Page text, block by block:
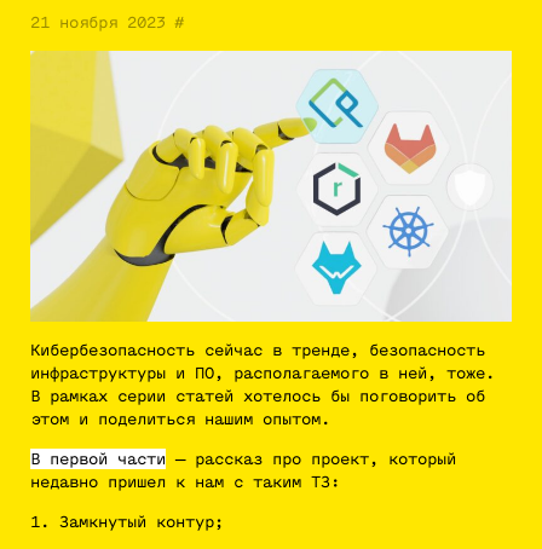
21 ноября 2023 #
Кибербезопасность сейчас в тренде, безопасность
инфраструктуры и ПО, располагаемого в ней, тоже.
В рамках серии статей хотелось бы поговорить об
этом и поделиться нашим опытом.
В первой части — рассказ про проект, который
недавно пришел к нам с таким ТЗ:
1. Замкнутый контур;